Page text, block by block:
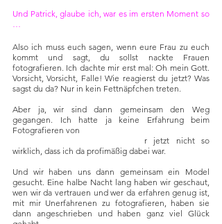
Und Patrick, glaube ich, war es im ersten Moment so
Also ich muss euch sagen, wenn eure Frau zu euch
kommt und sagt, du sollst nackte Frauen
fotografieren. Ich dachte mir erst mal: Oh mein Gott.
Vorsicht, Vorsicht, Falle! Wie reagierst du jetzt? Was
sagst du da? Nur in kein Fettnäpfchen treten.
Aber ja, wir sind dann gemeinsam den Weg
gegangen. Ich hatte ja keine Erfahrung beim
Fotografieren von
r jetzt nicht so
wirklich, dass ich da profimäßig dabei war.
Und wir haben uns dann gemeinsam ein Model
gesucht. Eine halbe Nacht lang haben wir geschaut,
wen wir da vertrauen und wer da erfahren genug ist,
mit mir Unerfahrenen zu fotografieren, haben sie
dann angeschrieben und haben ganz viel Glück